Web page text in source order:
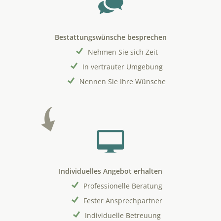
Bestattungswünsche besprechen
Nehmen Sie sich Zeit
In vertrauter Umgebung
Nennen Sie Ihre Wünsche
Individuelles Angebot erhalten
Professionelle Beratung
Fester Ansprechpartner
Individuelle Betreuung